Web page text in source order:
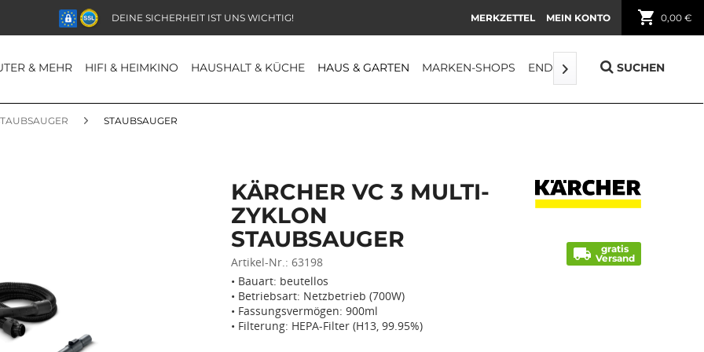
DEINE SICHERHEIT IST UNS WICHTIG! MERKZETTEL MEIN KONTO shopping_cart 0,00 €
& MEHR HIFI & HEIMKINO HAUSHALT & KÜCHE HAUS & GARTEN MARKEN-SHOPS ENDORPHIN FUNDGRUBE
 SUCHEN
STAUBSAUGER
KÄRCHER VC 3 MULTI-
ZYKLON
STAUBSAUGER
Artikel-Nr.: 63198 local_shipping
gratis
Versand
• Bauart: beutellos
• Betriebsart: Netzbetrieb (700W)
• Fassungsvermögen: 900ml
• Filterung: HEPA-Filter (H13, 99.95%)